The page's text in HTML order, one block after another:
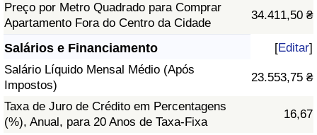
Preço por Metro Quadrado para Comprar
Apartamento Fora do Centro da Cidade
34.411,50 ₴
Salários e Financiamento [Editar]
Salário Líquido Mensal Médio (Após
Impostos)
23.553,75 ₴
Taxa de Juro de Crédito em Percentagens
(%), Anual, para 20 Anos de Taxa-Fixa
16,67
Indicador de Crime
Índice de criminalidade por país
Saúde
Indicador de Saúde (Atual)